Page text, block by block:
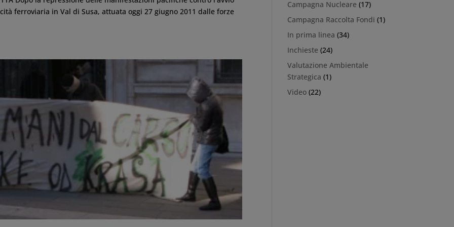
ferroviaria in Val di Susa, attuata oggi 27 giugno 2011 dalle forze
Campagna Nucleare (17)
Campagna Raccolta Fondi (1)
In prima linea (34)
Inchieste (24)
Valutazione Ambientale
Strategica (1)
Video (22)